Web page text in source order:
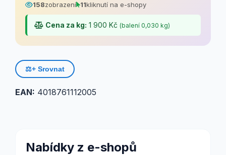
158zobrazení 11kliknutí na e-shopy
Cena za kg: 1 900 Kč (balení 0,030 kg)
⚖️+ Srovnat
EAN: 4018761112005
Nabídky z e-shopů